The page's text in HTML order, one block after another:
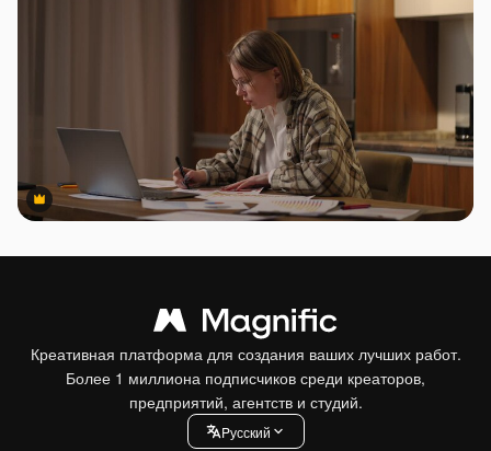
Premium
Premium
Креативная платформа для создания ваших лучших работ.
Более 1 миллиона подписчиков среди креаторов,
предприятий, агентств и студий.
Pусский